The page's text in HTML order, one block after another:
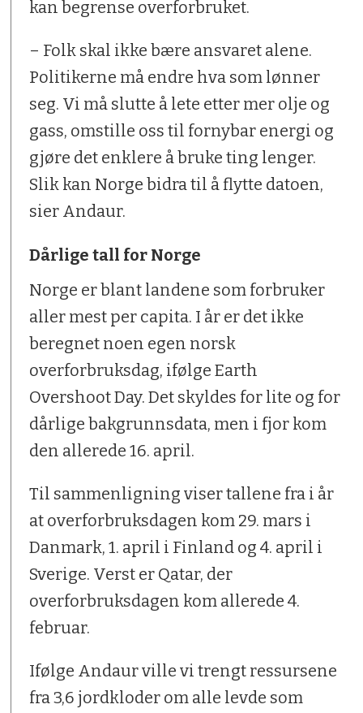
kan begrense overforbruket.
– Folk skal ikke bære ansvaret alene.
Politikerne må endre hva som lønner
seg. Vi må slutte å lete etter mer olje og
gass, omstille oss til fornybar energi og
gjøre det enklere å bruke ting lenger.
Slik kan Norge bidra til å flytte datoen,
sier Andaur.
Dårlige tall for Norge
Norge er blant landene som forbruker
aller mest per capita. I år er det ikke
beregnet noen egen norsk
overforbruksdag, ifølge Earth
Overshoot Day. Det skyldes for lite og for
dårlige bakgrunnsdata, men i fjor kom
den allerede 16. april.
Til sammenligning viser tallene fra i år
at overforbruksdagen kom 29. mars i
Danmark, 1. april i Finland og 4. april i
Sverige. Verst er Qatar, der
overforbruksdagen kom allerede 4.
februar.
Ifølge Andaur ville vi trengt ressursene
fra 3,6 jordkloder om alle levde som